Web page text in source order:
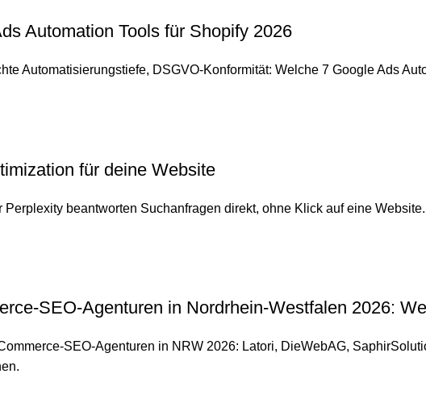
Automation Tools für Shopify 2026
Automatisierungstiefe, DSGVO-Konformität: Welche 7 Google Ads
für deine Website
Perplexity beantworten Suchanfragen direkt, ohne Klick auf eine
SEO-Agenturen in Nordrhein-Westfalen 2026:
SEO-Agenturen in NRW 2026: Latori, DieWebAG,